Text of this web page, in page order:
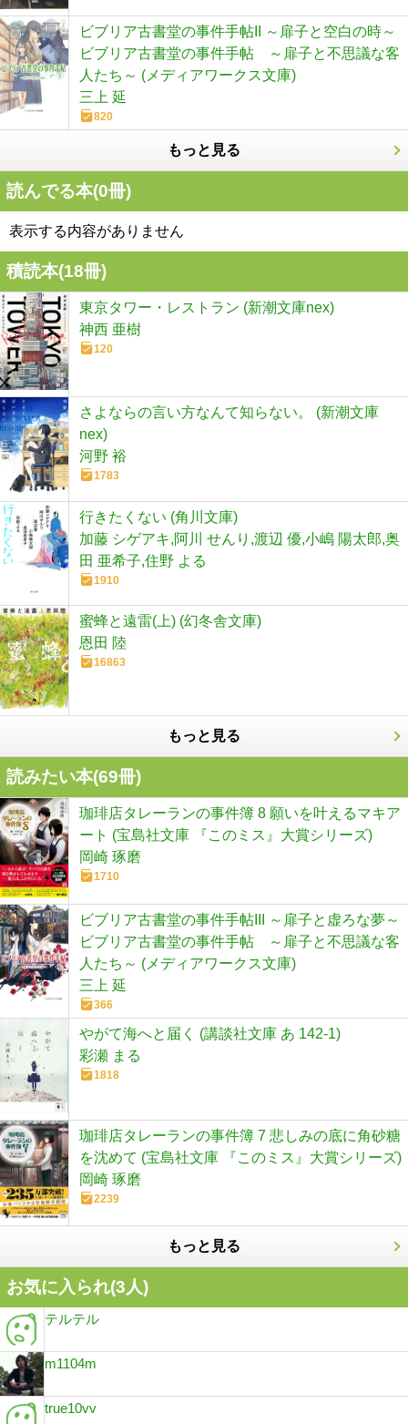
ビブリア古書堂の事件手帖II ～扉子と空白の時～
ビブリア古書堂の事件手帖 ～扉子と不思議な客
人たち～ (メディアワークス文庫)
三上 延
820
もっと見る
読んでる本(0冊)
表示する内容がありません
積読本(18冊)
東京タワー・レストラン (新潮文庫nex)
神西 亜樹
120
さよならの言い方なんて知らない。 (新潮文庫
nex)
河野 裕
1783
行きたくない (角川文庫)
加藤 シゲアキ,阿川 せんり,渡辺 優,小嶋 陽太郎,奥
田 亜希子,住野 よる
1910
蜜蜂と遠雷(上) (幻冬舎文庫)
恩田 陸
16863
もっと見る
読みたい本(69冊)
珈琲店タレーランの事件簿 8 願いを叶えるマキア
ート (宝島社文庫 『このミス』大賞シリーズ)
岡崎 琢磨
1710
ビブリア古書堂の事件手帖III ～扉子と虚ろな夢～
ビブリア古書堂の事件手帖 ～扉子と不思議な客
人たち～ (メディアワークス文庫)
三上 延
366
やがて海へと届く (講談社文庫 あ 142-1)
彩瀬 まる
1818
珈琲店タレーランの事件簿 7 悲しみの底に角砂糖
を沈めて (宝島社文庫 『このミス』大賞シリーズ)
岡崎 琢磨
2239
もっと見る
お気に入られ(3人)
テルテル
m1104m
true10vv